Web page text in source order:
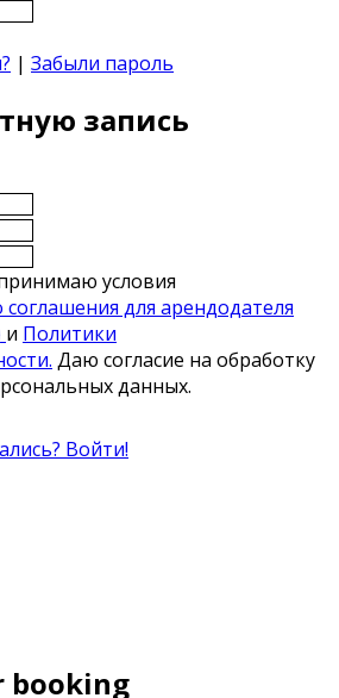
| Забыли пароль
запись
условия
для арендодателя
и Политики
Даю согласие на обработку
данных.
Войти!
booking